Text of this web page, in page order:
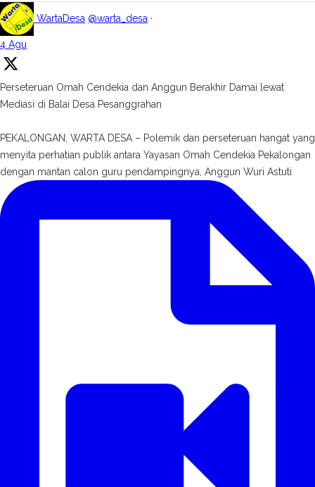
WartaDesa @warta_desa ·
4 Agu
Perseteruan Omah Cendekia dan Anggun Berakhir Damai lewat
Mediasi di Balai Desa Pesanggrahan
PEKALONGAN, WARTA DESA – Polemik dan perseteruan hangat yang
menyita perhatian publik antara Yayasan Omah Cendekia Pekalongan
dengan mantan calon guru pendampingnya, Anggun Wuri Astuti